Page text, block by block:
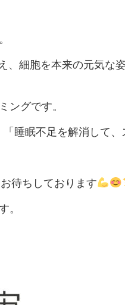
細胞を本来の元気な
ングです。
睡眠不足を解消して、
待ちしております
。